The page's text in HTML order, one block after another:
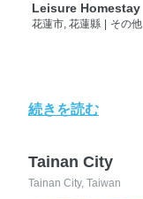
Leisure Homestay
花蓮市, 花蓮縣 その他
続きを読む
Tainan City
Tainan City, Taiwan